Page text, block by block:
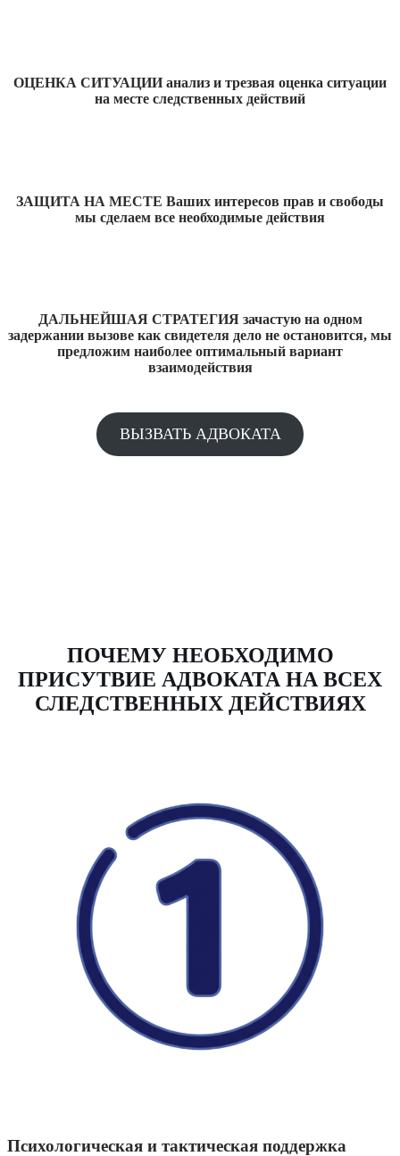
ОЦЕНКА СИТУАЦИИ анализ и трезвая оценка ситуации
на месте следственных действий
ЗАЩИТА НА МЕСТЕ Ваших интересов прав и свободы
мы сделаем все необходимые действия
ДАЛЬНЕЙШАЯ СТРАТЕГИЯ зачастую на одном
задержании вызове как свидетеля дело не остановится, мы
предложим наиболее оптимальный вариант
взаимодействия
ВЫЗВАТЬ АДВОКАТА
ПОЧЕМУ НЕОБХОДИМО
ПРИСУТВИЕ АДВОКАТА НА ВСЕХ
СЛЕДСТВЕННЫХ ДЕЙСТВИЯХ
Психологическая и тактическая поддержка